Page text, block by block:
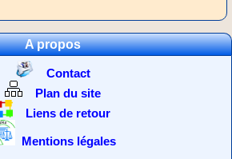
A propos
Contact
Plan du site
Liens de retour
Mentions légales